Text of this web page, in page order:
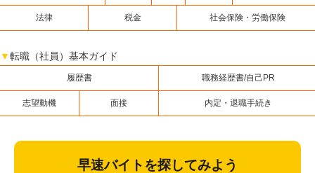
法律 税金 社会保険・労働保険
▼転職（社員）基本ガイド
履歴書 職務経歴書/自己PR
志望動機 面接 内定・退職手続き
早速バイトを探してみよう